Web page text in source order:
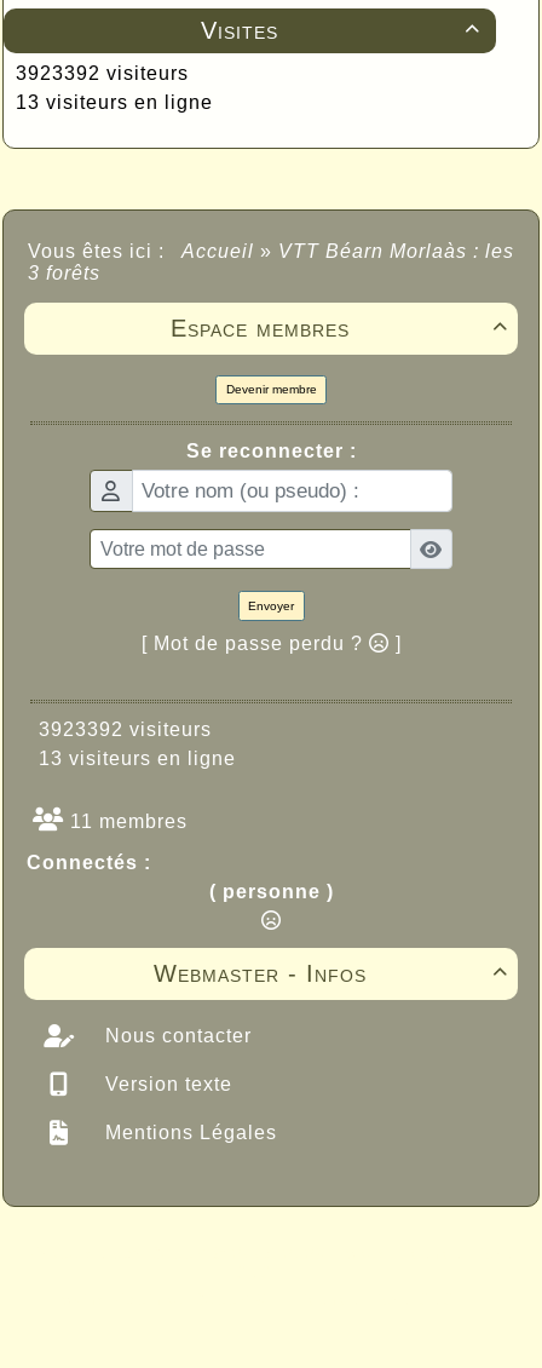

Visites
3923392 visiteurs
13 visiteurs en ligne
Vous êtes ici : Accueil » VTT Béarn Morlaàs : les
3 forêts

Espace membres
Devenir membre
Se reconnecter :
Envoyer
[ Mot de passe perdu ? ]
3923392 visiteurs
13 visiteurs en ligne
11 membres
Connectés :
( personne )

Webmaster - Infos
Nous contacter
Version texte
Mentions Légales